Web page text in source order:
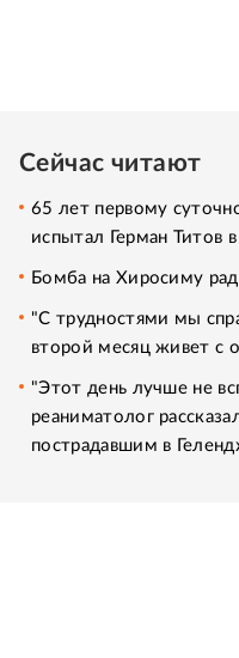
Сейчас читают
65 лет первому
испытал Герман Титов
Бомба на Хиросиму
"С трудностями мы
второй месяц живет с
"Этот день лучше не
реаниматолог
пострадавшим в